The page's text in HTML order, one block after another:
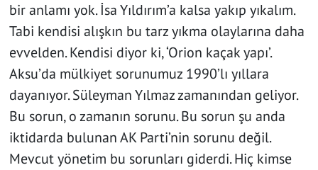
bir anlamı yok. İsa Yıldırım’a kalsa yakıp yıkalım.
Tabi kendisi alışkın bu tarz yıkma olaylarına daha
evvelden. Kendisi diyor ki, ‘Orion kaçak yapı’.
Aksu’da mülkiyet sorunumuz 1990’lı yıllara
dayanıyor. Süleyman Yılmaz zamanından geliyor.
Bu sorun, o zamanın sorunu. Bu sorun şu anda
iktidarda bulunan AK Parti’nin sorunu değil.
Mevcut yönetim bu sorunları giderdi. Hiç kimse